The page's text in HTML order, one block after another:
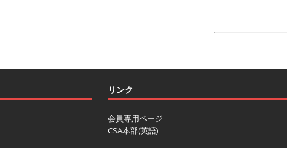
リンク
会員専用ページ
CSA本部(英語)